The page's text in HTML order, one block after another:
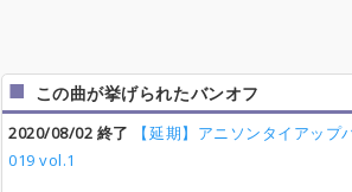
この曲が挙げられたバンオフ
2020/08/02 終了
【延期】アニソンタイアッ
019 vol.1